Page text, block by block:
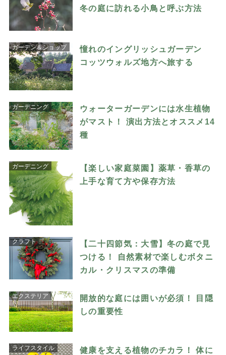
冬の庭に訪れる小鳥と呼ぶ方法
ガーデン＆ショップ
憧れのイングリッシュガーデン
コッツウォルズ地方へ旅する
ガーデニング
ウォーターガーデンには水生植物
がマスト！ 演出方法とオススメ14
種
ガーデニング
【楽しい家庭菜園】薬草・香草の
上手な育て方や保存方法
クラフト
【二十四節気：大雪】冬の庭で見
つける！ 自然素材で楽しむボタニ
カル・クリスマスの準備
エクステリア
開放的な庭には囲いが必須！ 目隠
しの重要性
ライフスタイル
健康を支える植物のチカラ！ 体に